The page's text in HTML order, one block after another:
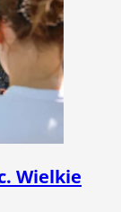
Wielkie